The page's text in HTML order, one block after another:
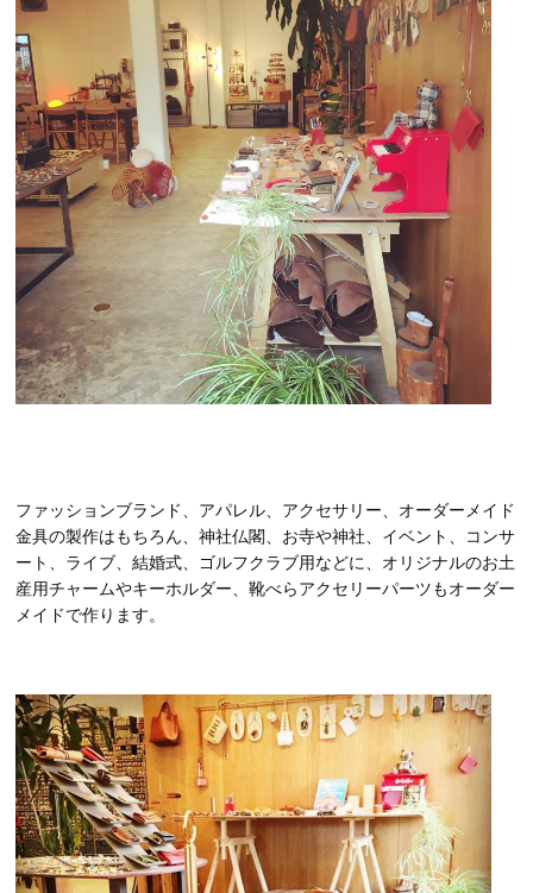
ファッションブランド、アパレル、アクセサリー、オーダーメイド
金具の製作はもちろん、神社仏閣、お寺や神社、イベント、コンサ
ート、ライブ、結婚式、ゴルフクラブ用などに、オリジナルのお土
産用チャームやキーホルダー、靴べらアクセリーパーツもオーダー
メイドで作ります。